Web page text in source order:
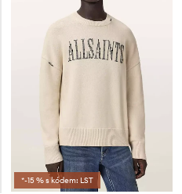
*-15 % s kódem: LST